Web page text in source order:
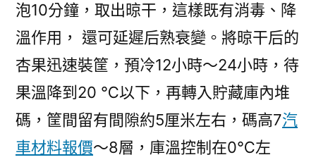
泡10分鐘，取出晾干，這樣既有消毒、降
溫作用， 還可延遲后熟衰變。將晾干后的
杏果迅速裝筐，預冷12小時～24小時，待
果溫降到20 ℃以下，再轉入貯藏庫內堆
碼，筐間留有間隙約5厘米左右，碼高7汽
車材料報價～8層，庫溫控制在0℃左